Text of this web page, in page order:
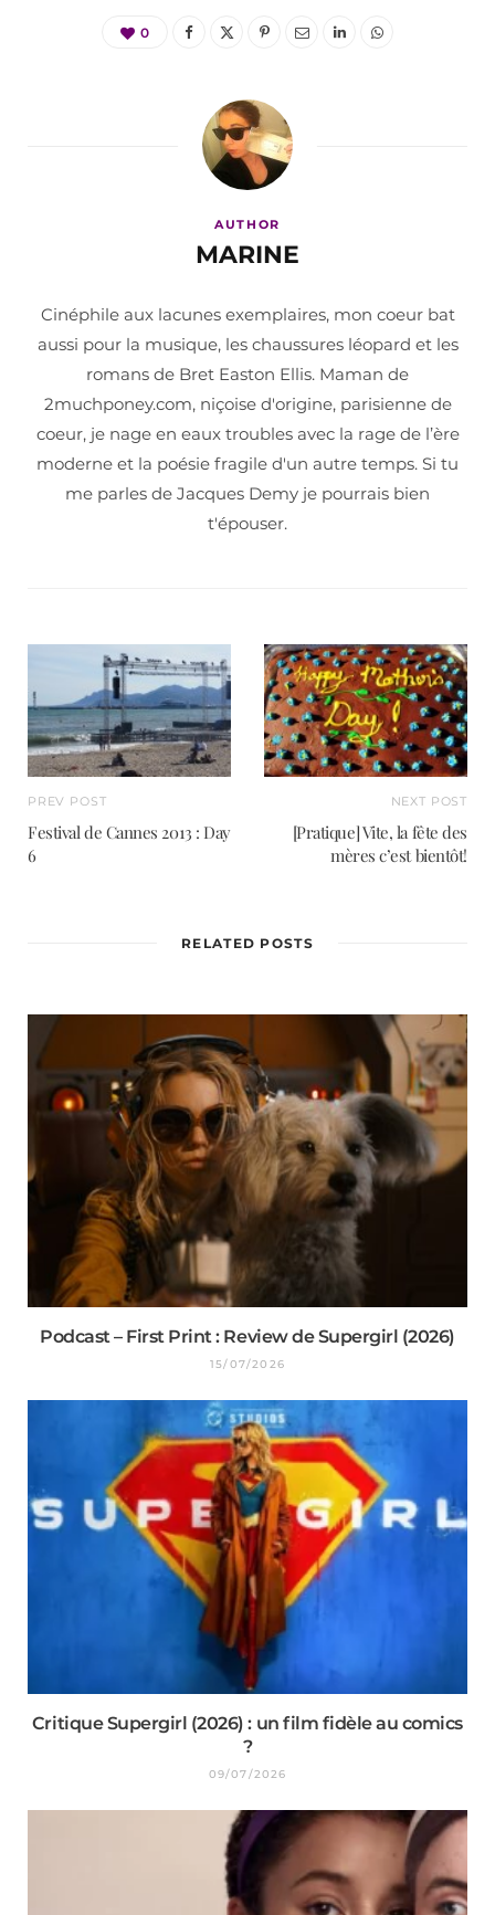
0
AUTHOR
MARINE
Cinéphile aux lacunes exemplaires, mon coeur bat
aussi pour la musique, les chaussures léopard et les
romans de Bret Easton Ellis. Maman de
2muchponey.com, niçoise d'origine, parisienne de
coeur, je nage en eaux troubles avec la rage de l’ère
moderne et la poésie fragile d'un autre temps. Si tu
me parles de Jacques Demy je pourrais bien
t'épouser.
PREV POST
Festival de Cannes 2013 : Day
6
NEXT POST
[Pratique] Vite, la fête des
mères c’est bientôt!
RELATED POSTS
Podcast – First Print : Review de Supergirl (2026)
15/07/2026
Critique Supergirl (2026) : un film fidèle au comics
?
09/07/2026